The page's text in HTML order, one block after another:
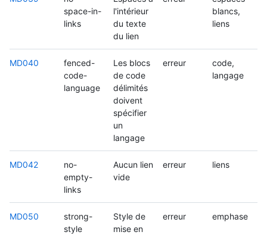
space-in-
links
l'intérieur
du texte
du lien
blancs,
liens
MD040
fenced-
code-
language
Les blocs
de code
délimités
doivent
spécifier
un
langage
erreur
code,
langage
MD042
no-
empty-
links
Aucun lien
vide
erreur liens
MD050
strong-
style
Style de
mise en
erreur emphase